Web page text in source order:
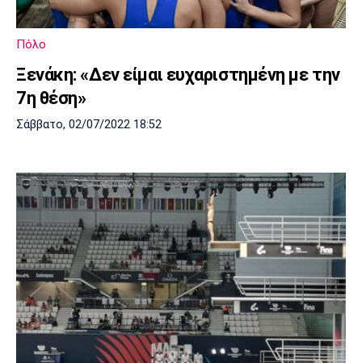
Πόλο
Ξενάκη: «Δεν είμαι ευχαριστημένη με την
7η θέση»
Σάββατο, 02/07/2022 18:52